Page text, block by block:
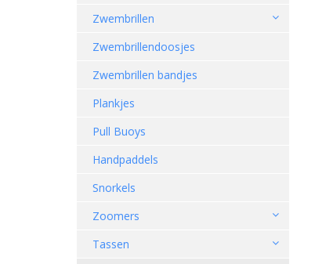
Zwembrillen
Zwembrillendoosjes
Zwembrillen bandjes
Plankjes
Pull Buoys
Handpaddels
Snorkels
Zoomers
Tassen